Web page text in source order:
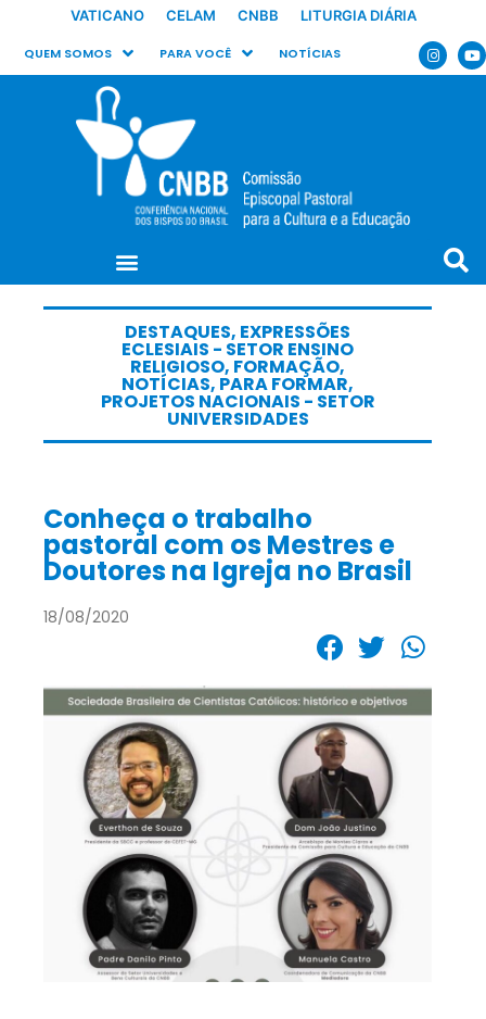
VATICANO CELAM CNBB LITURGIA DIÁRIA
QUEM SOMOS PARA VOCÊ NOTÍCIAS
DESTAQUES, EXPRESSÕES
ECLESIAIS - SETOR ENSINO
RELIGIOSO, FORMAÇÃO,
NOTÍCIAS, PARA FORMAR,
PROJETOS NACIONAIS - SETOR
UNIVERSIDADES
Conheça o trabalho
pastoral com os Mestres e
Doutores na Igreja no Brasil
18/08/2020